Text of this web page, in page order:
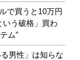
で買うと10万円
いう破格」買わ
ム”
男性」は知らな